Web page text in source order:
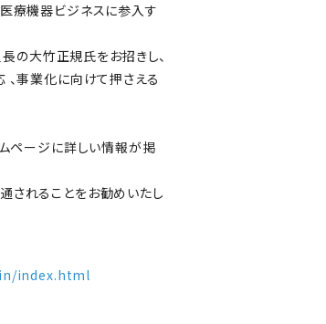
療機器ビジネスに参入す
の大竹正規氏をお招きし、
事業化に向けて押さえる
ページに詳しい情報が掲
されることをお勧めいたし
index.html